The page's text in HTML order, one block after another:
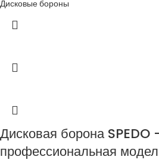
Дисковые бороны
Дисковая борона
профессиональная